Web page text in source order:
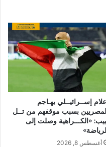
إســرائيــلي يهـاجم
بسبب موقفهم من تــل
«الكـــراهية وصلت إلى
أغسطس 8, 2026